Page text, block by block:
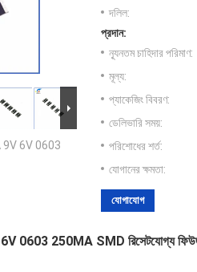
6V 0603
দলিল:
প্রদান:
ন্যূনতম চাহিদার পরিমাণ:
মূল্য:
প্যাকেজিং বিবরণ:
ডেলিভারি সময়:
পরিশোধের শর্ত:
যোগানের ক্ষমতা:
যোগাযোগ
0603 250MA SMD রিসেটযোগ্য